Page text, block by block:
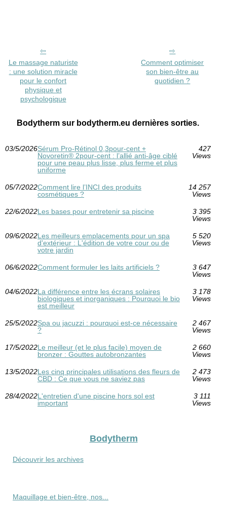
Le massage naturiste
: une solution miracle
pour le confort
physique et
psychologique
Comment optimiser
son bien-être au
quotidien ?
Bodytherm sur bodytherm.eu dernières sorties.
03/5/2026Sérum Pro‑Rétinol 0,3pour-cent +
Novoretin® 2pour-cent : l’allié anti‑âge ciblé
pour une peau plus lisse, plus ferme et plus
uniforme
427
Views
05/7/2022Comment lire l’INCI des produits
cosmétiques ?
14 257
Views
22/6/2022Les bases pour entretenir sa piscine
3 395
Views
09/6/2022Les meilleurs emplacements pour un spa
d'extérieur : L'édition de votre cour ou de
votre jardin
5 520
Views
06/6/2022Comment formuler les laits artificiels ?
3 647
Views
04/6/2022La différence entre les écrans solaires
biologiques et inorganiques : Pourquoi le bio
est meilleur
3 178
Views
25/5/2022Spa ou jacuzzi : pourquoi est-ce nécessaire
?
2 467
Views
17/5/2022Le meilleur (et le plus facile) moyen de
bronzer : Gouttes autobronzantes
2 660
Views
13/5/2022Les cinq principales utilisations des fleurs de
CBD : Ce que vous ne saviez pas
2 473
Views
28/4/2022L'entretien d'une piscine hors sol est
important
3 111
Views
Bodytherm
Découvrir les archives
Maquillage et bien-être, nos...